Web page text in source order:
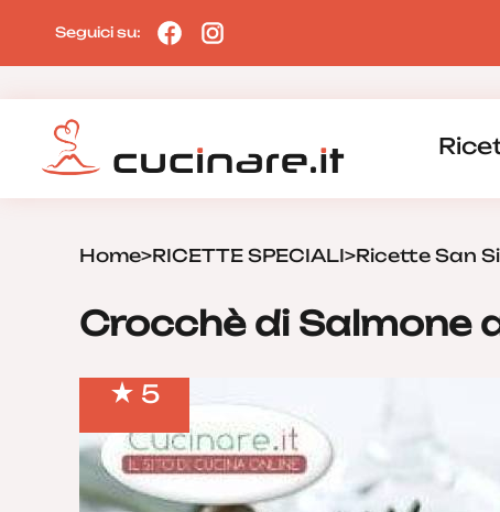
Seguici su:
Home>RICETTE SPECIALI>Ricette San
Crocchè di Salmone
5